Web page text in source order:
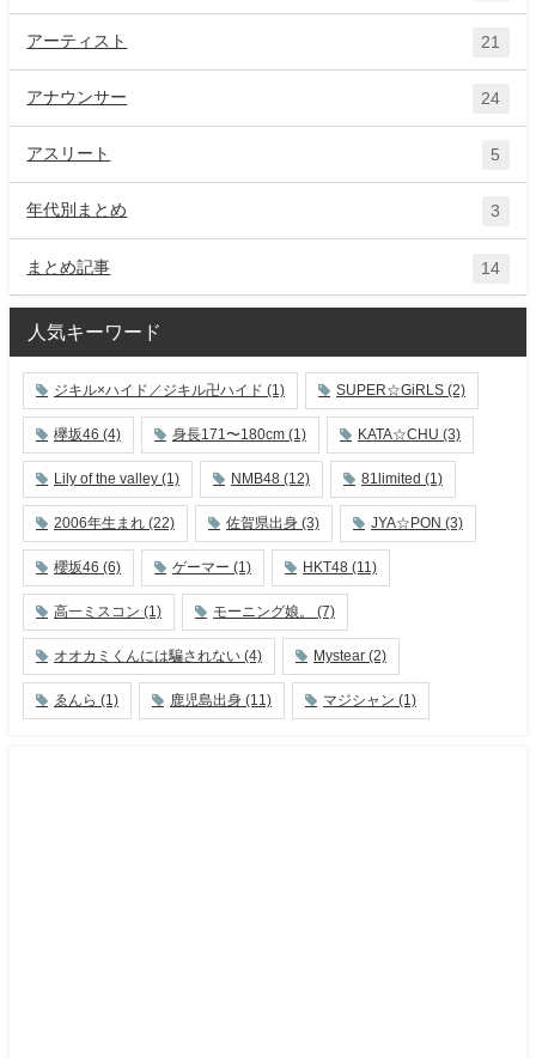
アーティスト 21
アナウンサー 24
アスリート 5
年代別まとめ 3
まとめ記事 14
人気キーワード
ジキル×ハイド／ジキル卍ハイド (1) SUPER☆GiRLS (2)
欅坂46 (4) 身長171〜180cm (1) KATA☆CHU (3)
Lily of the valley (1) NMB48 (12) 81limited (1)
2006年生まれ (22) 佐賀県出身 (3) JYA☆PON (3)
櫻坂46 (6) ゲーマー (1) HKT48 (11)
高一ミスコン (1) モーニング娘。 (7)
オオカミくんには騙されない (4) Mystear (2)
ゑんら (1) 鹿児島出身 (11) マジシャン (1)